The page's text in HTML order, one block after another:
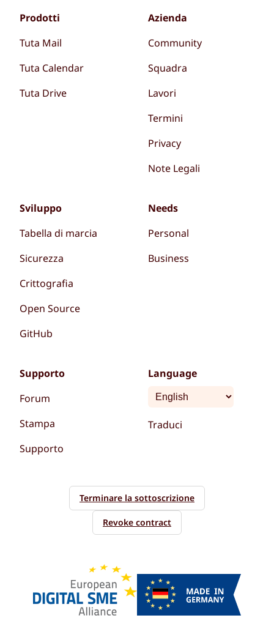
Prodotti
Tuta Mail
Tuta Calendar
Tuta Drive
Azienda
Community
Squadra
Lavori
Termini
Privacy
Note Legali
Sviluppo
Tabella di marcia
Sicurezza
Crittografia
Open Source
GitHub
Needs
Personal
Business
Supporto
Forum
Stampa
Supporto
Language
Traduci
Terminare la sottoscrizione
Revoke contract